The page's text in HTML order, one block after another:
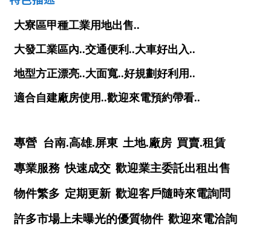
苗栗縣
台中市
彰化縣
南投縣
嘉義縣
台南市
農舍 辦公
廠辦 倉庫 土地
坪數
20~30 坪 30~40 坪
60~70 坪 70~80 坪